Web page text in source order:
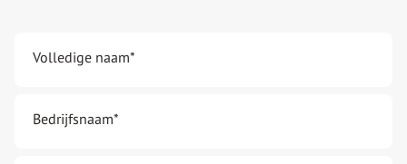
Volledige naam*
Bedrijfsnaam*